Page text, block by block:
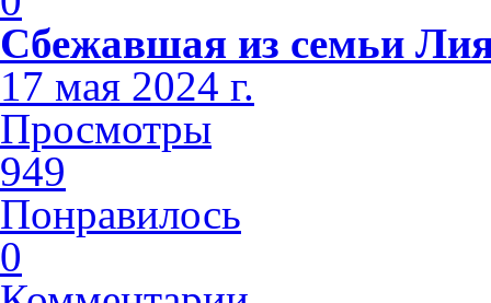
Сбежавшая из семьи
17 мая 2024 г.
Просмотры
949
Понравилось
0